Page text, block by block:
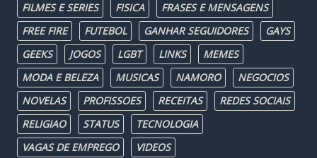
FILMES E SERIES
FISICA
FRASES E MENSAGENS
FREE FIRE
FUTEBOL GANHAR SEGUIDORES
GAYS
GEEKS
JOGOS LGBT LINKS
MEMES
MODA E BELEZA
MUSICAS NAMORO
NEGOCIOS
NOVELAS
PROFISSOES RECEITAS
REDES SOCIAIS
RELIGIAO
STATUS
TECNOLOGIA
VAGAS DE EMPREGO
VIDEOS